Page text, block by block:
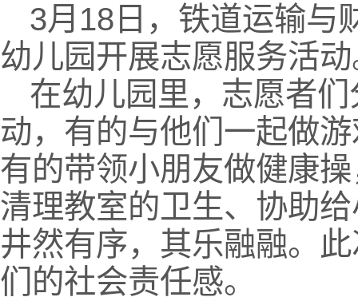
3月18日，铁道运输与
幼儿园开展志愿服务活
在幼儿园里，志愿者
动，有的与他们一起做
有的带领小朋友做健康
清理教室的卫生、协助
井然有序，其乐融融。
们的社会责任感。